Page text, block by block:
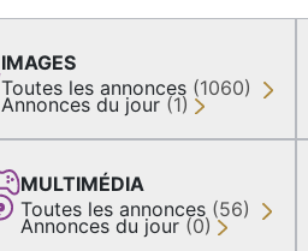
IMAGES
Toutes les annonces (1060)
Annonces du jour (1)
MULTIMÉDIA
Toutes les annonces (56)
Annonces du jour (0)